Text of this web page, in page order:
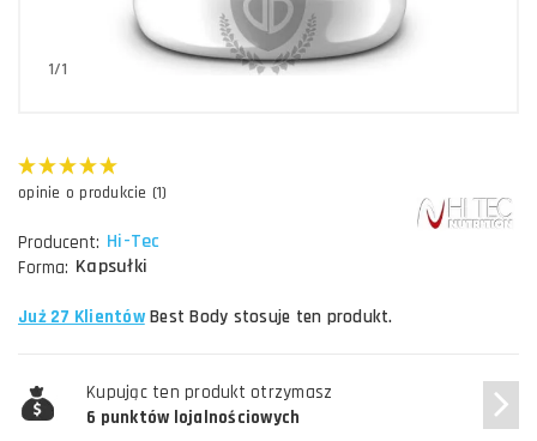
1/1
opinie o produkcie (1)
Producent: Hi-Tec
Forma: Kapsułki
Już 27 KlientówBest Body stosuje ten produkt.
Kupując ten produkt otrzymasz
6 punktów lojalnościowych